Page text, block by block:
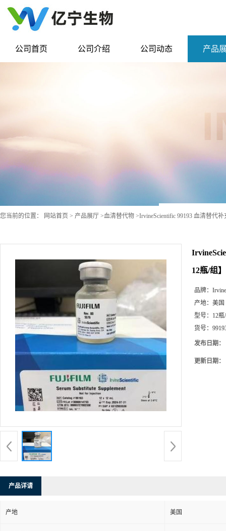
公司首页 公司介绍 公司动态 产品
您当前的位置： 网站首页 > 产品展厅 >血清替代物 >IrvineScientific 99193 血清替代补
12瓶/组】
品牌：
产地： 美国
型号： 12瓶
货号：
发布日期：
更新日期：
产品详请
产地 美国